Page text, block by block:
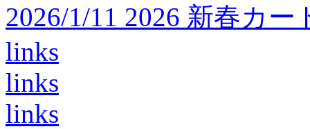
2026/1/11 2026 新春カ
links
links
links